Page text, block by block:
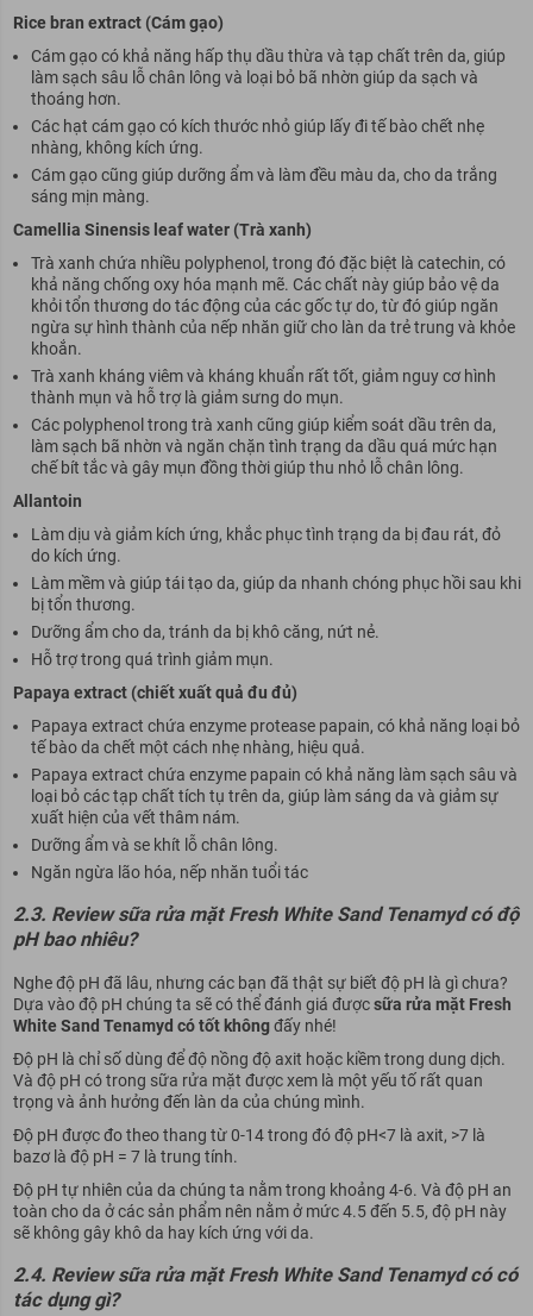
Rice bran extract (Cám gạo)
Cám gạo có khả năng hấp thụ dầu thừa và tạp chất trên da, giúp
làm sạch sâu lỗ chân lông và loại bỏ bã nhờn giúp da sạch và
thoáng hơn.
Các hạt cám gạo có kích thước nhỏ giúp lấy đi tế bào chết nhẹ
nhàng, không kích ứng.
Cám gạo cũng giúp dưỡng ẩm và làm đều màu da, cho da trắng
sáng mịn màng.
Camellia Sinensis leaf water (Trà xanh)
Trà xanh chứa nhiều polyphenol, trong đó đặc biệt là catechin, có
khả năng chống oxy hóa mạnh mẽ. Các chất này giúp bảo vệ da
khỏi tổn thương do tác động của các gốc tự do, từ đó giúp ngăn
ngừa sự hình thành của nếp nhăn giữ cho làn da trẻ trung và khỏe
khoắn.
Trà xanh kháng viêm và kháng khuẩn rất tốt, giảm nguy cơ hình
thành mụn và hỗ trợ là giảm sưng do mụn.
Các polyphenol trong trà xanh cũng giúp kiểm soát dầu trên da,
làm sạch bã nhờn và ngăn chặn tình trạng da dầu quá mức hạn
chế bít tắc và gây mụn đồng thời giúp thu nhỏ lỗ chân lông.
Allantoin
Làm dịu và giảm kích ứng, khắc phục tình trạng da bị đau rát, đỏ
do kích ứng.
Làm mềm và giúp tái tạo da, giúp da nhanh chóng phục hồi sau khi
bị tổn thương.
Dưỡng ẩm cho da, tránh da bị khô căng, nứt nẻ.
Hỗ trợ trong quá trình giảm mụn.
Papaya extract (chiết xuất quả đu đủ)
Papaya extract chứa enzyme protease papain, có khả năng loại bỏ
tế bào da chết một cách nhẹ nhàng, hiệu quả.
Papaya extract chứa enzyme papain có khả năng làm sạch sâu và
loại bỏ các tạp chất tích tụ trên da, giúp làm sáng da và giảm sự
xuất hiện của vết thâm nám.
Dưỡng ẩm và se khít lỗ chân lông.
Ngăn ngừa lão hóa, nếp nhăn tuổi tác
2.3. Review sữa rửa mặt Fresh White Sand Tenamyd có độ
pH bao nhiêu?
Nghe độ pH đã lâu, nhưng các bạn đã thật sự biết độ pH là gì chưa?
Dựa vào độ pH chúng ta sẽ có thể đánh giá đượcsữa rửa mặt Fresh
White Sand Tenamyd có tốt khôngđấy nhé!
Độ pH là chỉ số dùng để độ nồng độ axit hoặc kiềm trong dung dịch.
Và độ pH có trong sữa rửa mặt được xem là một yếu tố rất quan
trọng và ảnh hưởng đến làn da của chúng mình.
Độ pH được đo theo thang từ 0-14 trong đó độ pH<7 là axit, >7 là
bazơ là độ pH = 7 là trung tính.
Độ pH tự nhiên của da chúng ta nằm trong khoảng 4-6. Và độ pH an
toàn cho da ở các sản phẩm nên nằm ở mức 4.5 đến 5.5, độ pH này
sẽ không gây khô da hay kích ứng với da.
2.4. Review sữa rửa mặt Fresh White Sand Tenamyd có có
tác dụng gì?